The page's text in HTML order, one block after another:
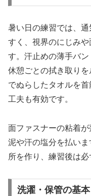
暑い日の練習では、
すく、視界のにじみ
す。汗止めの薄手バン
休憩ごとの拭き取り
でぬらしたタオルを
工夫も有効です。
面ファスナーの粘着
泥や汗の塩分を払い
所を作り、練習後は必
洗濯・保管の基本